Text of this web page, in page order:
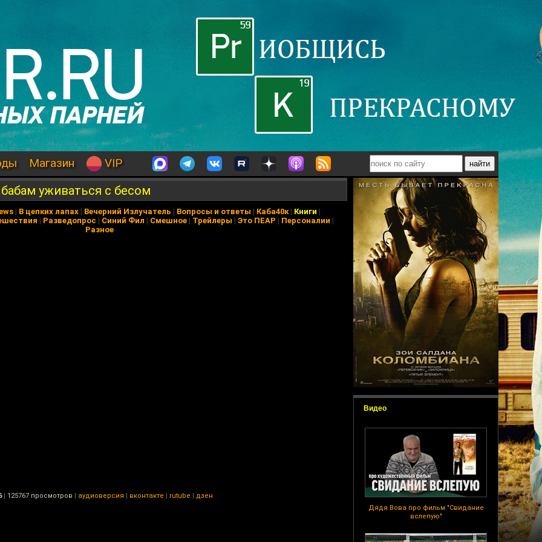
Магазин VIP
Видео
Дядя Вова про фильм "Свидание
вслепую"
уживаться с бесом
| В цепких лапах | Вечерний Излучатель | Вопросы и ответы | Каба40к| Книги |
| Разведопрос | Синий Фил | Смешное | Трейлеры | Это ПЕАР | Персоналии |
Разное
| 125767 просмотров | аудиоверсия | вконтакте | rutube | дзен